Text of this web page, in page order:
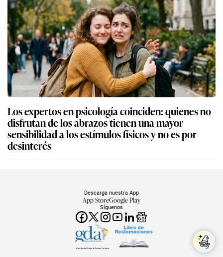
Los expertos en psicología coinciden: quienes no
disfrutan de los abrazos tienen una mayor
sensibilidad a los estímulos físicos y no es por
desinterés
Síguenos
Descarga nuestra App
App StoreGoogle Play
Miembro del Grupo de Diarios América